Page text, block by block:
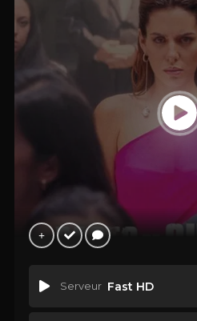
Serveur Fast HD